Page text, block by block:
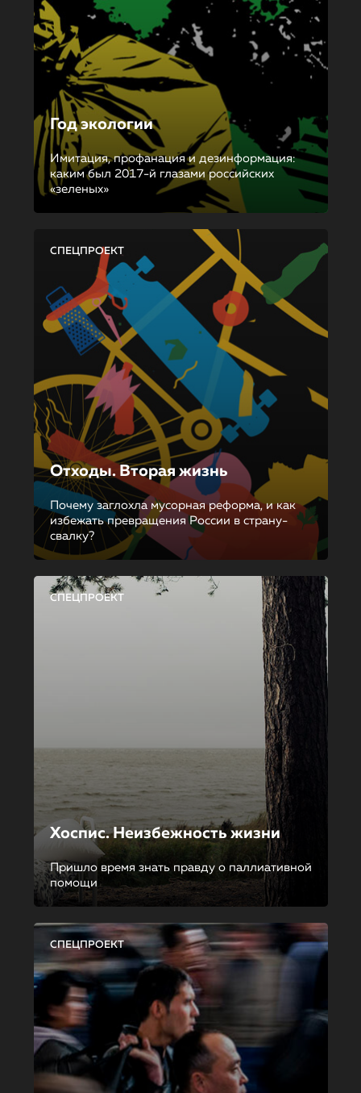
Год экологии
Имитация, профанация и дезинформация:
каким был 2017-й глазами российских
«зеленых»
СПЕЦПРОЕКТ
Отходы. Вторая жизнь
Почему заглохла мусорная реформа, и как
избежать превращения России в страну-
свалку?
СПЕЦПРОЕКТ
Хоспис. Неизбежность жизни
Пришло время знать правду о паллиативной
помощи
СПЕЦПРОЕКТ